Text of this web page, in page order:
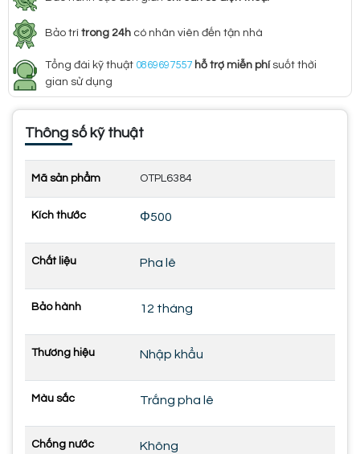
Bảo trì trong 24h có nhân viên đến tận nhà
Tổng đài kỹ thuật 0869697557 hỗ trợ miễn phí suốt thời
gian sử dụng
Thông số kỹ thuật
Mã sản phẩm OTPL6384
Kích thước Φ500
Chất liệu Pha lê
Bảo hành 12 tháng
Thương hiệu Nhập khẩu
Màu sắc Trắng pha lê
Chống nước Không